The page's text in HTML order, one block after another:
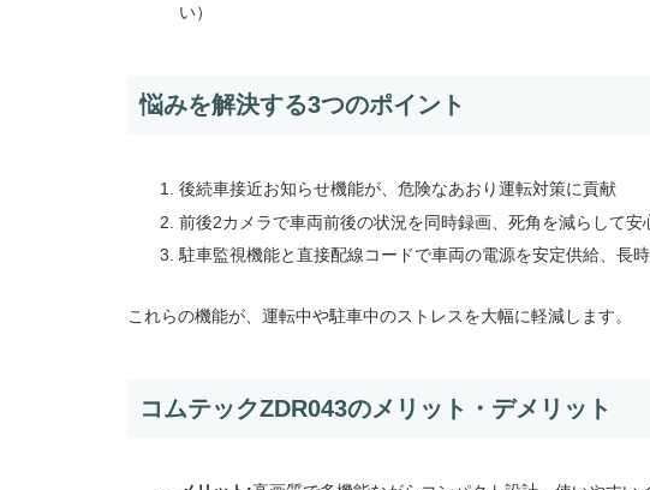
い）
悩みを解決する3つのポイント
後続車接近お知らせ機能が、危険なあおり運転対策に貢献
前後2カメラで車両前後の状況を同時録画、死角を減らして安
駐車監視機能と直接配線コードで車両の電源を安定供給、長
これらの機能が、運転中や駐車中のストレスを大幅に軽減します。
コムテックZDR043のメリット・デメリット